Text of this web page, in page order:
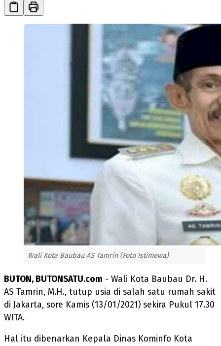
Wali Kota Baubau AS Tamrin (Foto Istimewa)
BUTON, BUTONSATU.com - Wali Kota Baubau Dr. H.
AS Tamrin, M.H., tutup usia di salah satu rumah sakit
di Jakarta, sore Kamis (13/01/2021) sekira Pukul 17.30
WITA.
Hal itu dibenarkan Kepala Dinas Kominfo Kota